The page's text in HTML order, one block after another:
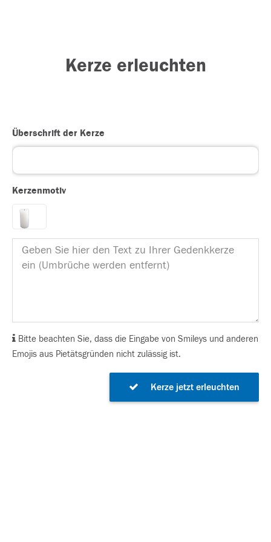
Kerze erleuchten
Überschrift der Kerze
Kerzenmotiv
Bitte beachten Sie, dass die Eingabe von Smileys und anderen
Emojis aus Pietätsgründen nicht zulässig ist.
Kerze jetzt erleuchten